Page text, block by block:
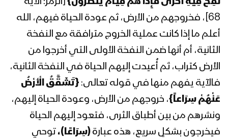
المحاضرة الرمضانية السابعة والعشرون
للسيد عبدالملك بدرالدين الحوثي 28
رمضان 1443هـ
المحاضرة الرمضانية السادسة والعشرون
للسيد عبدالملك بدرالدين الحوثي 26
رمضان 1443هـ
المحاضرة الرمضانية الخامسة والعشرون
للسيد عبدالملك بدرالدين الحوثي 25
رمضان 1443هـ
68]، فخروجهم من الأرض، ثم عودة الحياة فيهم، الله
أعلم ما إذا كانت عملية الخروج مترافقة مع النفخة
الثانية، أم أنها ضمن النفخة الأولى التي أخرجوا من
الأرض كتراب، ثم أُعيدت إليهم الحياة في النفخة الثانية،
فالآية يفهم منها في قوله تعالى: {تَشَقَّقُ الْأَرْضُ
عَنْهُمْ سِرَاعاً}، خروجهم من الأرض، وعودة الحياة إليهم،
ونشرهم من بين أطباق الثرى، فتعود إليهم الحياة
فيخرجون بشكلٍ سريع، هذه عبارة (سِرَاعًا)، توحي